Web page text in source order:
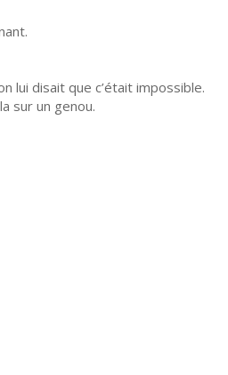
lui disait que c’était impossible.
sur un genou.